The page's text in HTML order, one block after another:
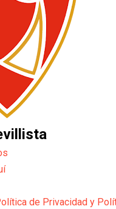
de Privacidad y